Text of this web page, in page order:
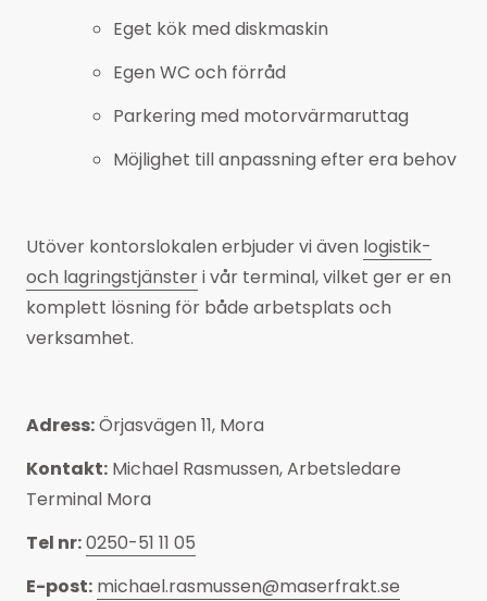
Eget kök med diskmaskin
Egen WC och förråd
Parkering med motorvärmaruttag
Möjlighet till anpassning efter era behov
Utöver kontorslokalen erbjuder vi även logistik-
och lagringstjänsteri vår terminal, vilket ger er en
komplett lösning för både arbetsplats och
verksamhet.
Adress:Örjasvägen 11, Mora
Kontakt: Michael Rasmussen, Arbetsledare
Terminal Mora
Tel nr:0250-51 11 05
E-post: michael.rasmussen@maserfrakt.se